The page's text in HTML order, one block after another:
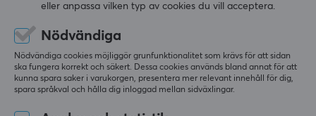
eller anpassa vilken typ av cookies du vill acceptera.
Nödvändiga
Nödvändiga cookies möjliggör grunfunktionalitet som krävs för att sidan
ska fungera korrekt och säkert. Dessa cookies används bland annat för att
kunna spara saker i varukorgen, presentera mer relevant innehåll för dig,
spara språkval och hålla dig inloggad mellan sidväxlingar.